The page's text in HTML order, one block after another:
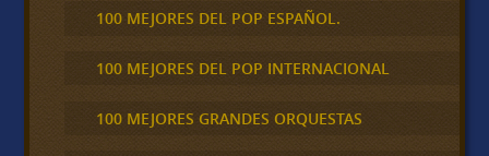
100 MEJORES DEL POP ESPAÑOL.
100 MEJORES DEL POP INTERNACIONAL
100 MEJORES GRANDES ORQUESTAS